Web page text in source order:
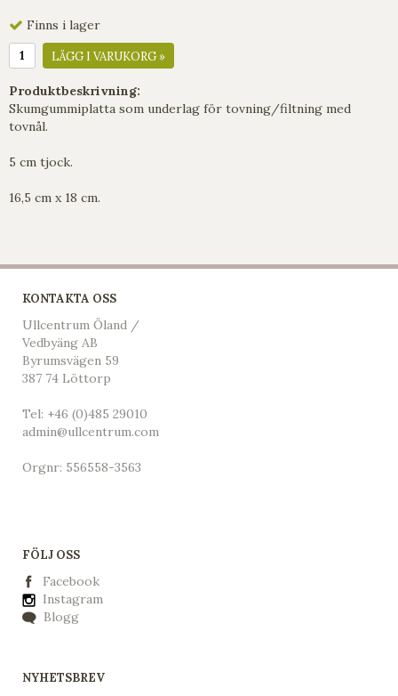
Finns i lager
LÄGG I VARUKORG »
Produktbeskrivning:
Skumgummiplatta som underlag för tovning/filtning med
tovnål.
5 cm tjock.
16,5 cm x 18 cm.
KONTAKTA OSS
Ullcentrum Öland /
Vedbyäng AB
Byrumsvägen 59
387 74 Löttorp
Tel: +46 (0)485 29010
admin@ullcentrum.com
Orgnr: 556558-3563
FÖLJ OSS
Facebook
Instagram
Blogg
NYHETSBREV